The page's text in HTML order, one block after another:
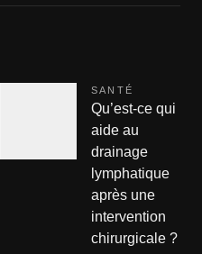
SANTÉ
Qu’est-ce qui
aide au
drainage
lymphatique
après une
intervention
chirurgicale ?